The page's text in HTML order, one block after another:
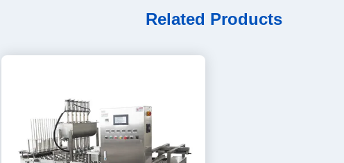
Related Products